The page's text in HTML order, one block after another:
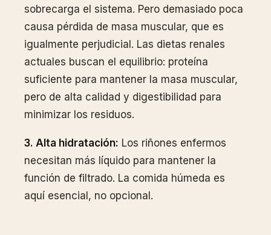
sobrecarga el sistema. Pero demasiado poca
causa pérdida de masa muscular, que es
igualmente perjudicial. Las dietas renales
actuales buscan el equilibrio: proteína
suficiente para mantener la masa muscular,
pero de alta calidad y digestibilidad para
minimizar los residuos.
3. Alta hidratación: Los riñones enfermos
necesitan más líquido para mantener la
función de filtrado. La comida húmeda es
aquí esencial, no opcional.